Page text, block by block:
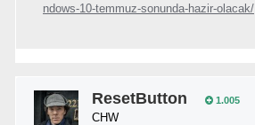
ndows-10-temmuz-sonunda-hazir-olacak/
ResetButton 1.005
CHW